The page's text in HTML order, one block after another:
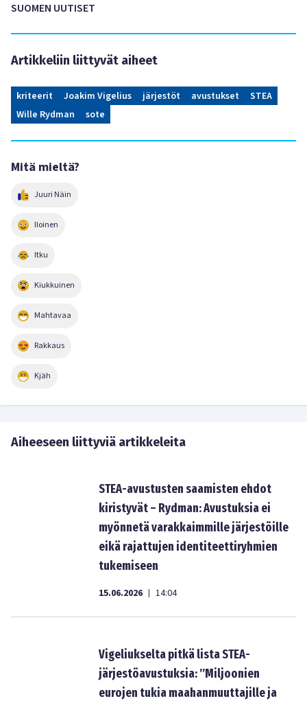
SUOMEN UUTISET
Artikkeliin liittyvät aiheet
kriteerit Joakim Vigelius järjestöt avustukset
STEA
Wille Rydman
sote
Mitä mieltä?
Juuri Näin
Iloinen
Itku
Kiukkuinen
Mahtavaa
Rakkaus
Kjäh
Aiheeseen liittyviä artikkeleita
STEA-avustusten saamisten ehdot
kiristyvät – Rydman: Avustuksia ei
myönnetä varakkaimmille järjestöille
eikä rajattujen identiteettiryhmien
tukemiseen
15.06.2026 | 14:04
Vigeliukselta pitkä lista STEA-
järjestöavustuksia: ”Miljoonien
eurojen tukia maahanmuuttajille ja